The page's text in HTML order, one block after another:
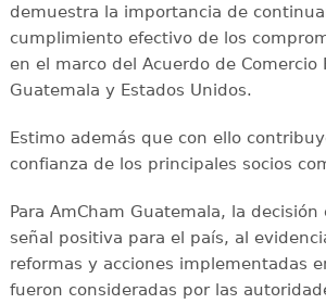
demuestra la importancia de
cumplimiento efectivo de los
en el marco del Acuerdo de Comercio
Guatemala y Estados Unidos.
Estimo además que con ello
confianza de los principales socios
Para AmCham Guatemala, la
señal positiva para el país, al
reformas y acciones implementadas
fueron consideradas por las